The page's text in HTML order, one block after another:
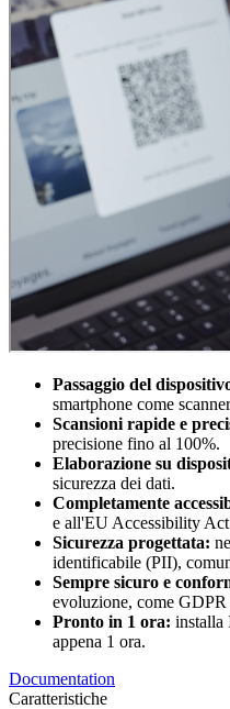
Passaggio del
smartphone come
Scansioni rapide e
precisione fino al 100%.
Elaborazione su
sicurezza dei dati.
Completamente
e all'EU Accessibility
Sicurezza progettata:
identificabile (PII),
Sempre sicuro e
evoluzione, come
Pronto in 1 ora: installa
appena 1 ora.
Documentation
Caratteristiche